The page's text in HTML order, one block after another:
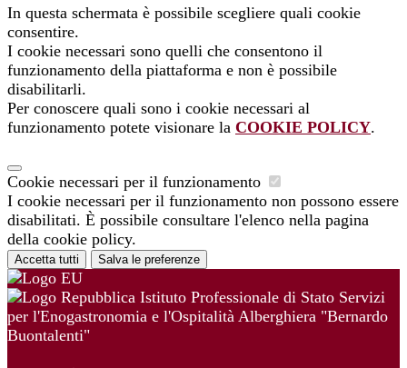
In questa schermata è possibile scegliere quali cookie
consentire.
I cookie necessari sono quelli che consentono il
funzionamento della piattaforma e non è possibile
disabilitarli.
Per conoscere quali sono i cookie necessari al
funzionamento potete visionare la COOKIE POLICY.
Cookie necessari per il funzionamento
I cookie necessari per il funzionamento non possono essere
disabilitati. È possibile consultare l'elenco nella pagina
della cookie policy.
Accetta tutti Salva le preferenze
Istituto Professionale di Stato Servizi
per l'Enogastronomia e l'Ospitalità Alberghiera "Bernardo
Buontalenti"